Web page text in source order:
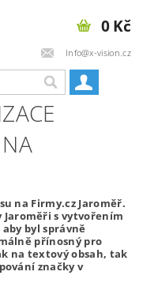
Info@x-vision.cz
0 Kč
na Firmy.cz Jaroměř.
s vytvořením
byl správně
přínosný pro
na textový obsah, tak
značky v